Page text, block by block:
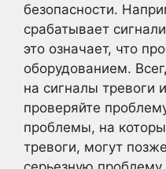
безопасности.
срабатывает
это означает, что
оборудованием.
на сигналы тревоги
проверяйте
проблемы, на
тревоги, могут